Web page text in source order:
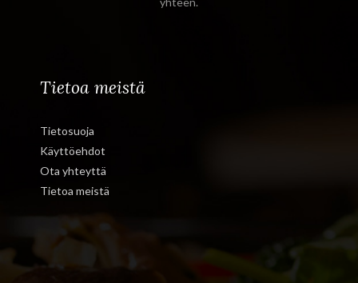
Tietoa meistä
Tietosuoja
Käyttöehdot
Ota yhteyttä
Tietoa meistä